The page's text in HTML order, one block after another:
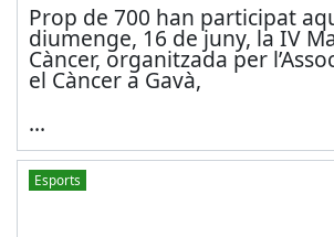
Prop de 700 han participat
diumenge, 16 de juny, la IV
Càncer, organitzada per
el Càncer a Gavà,
...
Esports